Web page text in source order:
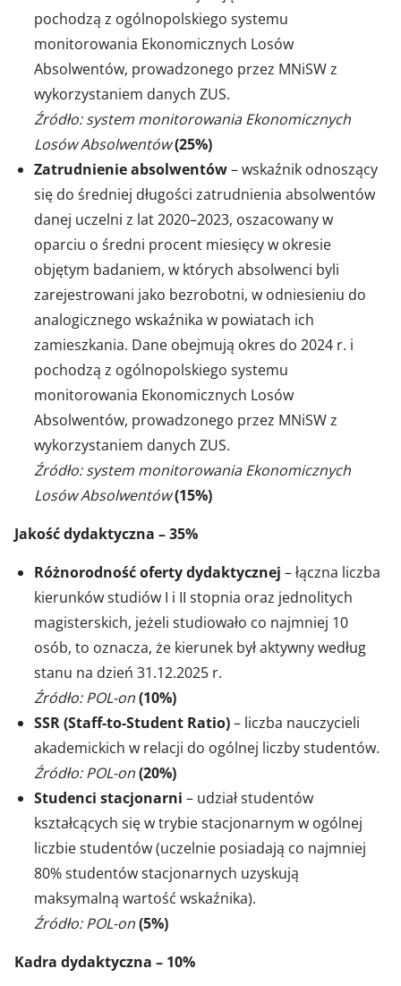
pochodzą z ogólnopolskiego systemu
monitorowania Ekonomicznych Losów
Absolwentów, prowadzonego przez MNiSW z
wykorzystaniem danych ZUS.
Źródło: system monitorowania Ekonomicznych
Losów Absolwentów(25%)
Zatrudnienie absolwentów– wskaźnik odnoszący
się do średniej długości zatrudnienia absolwentów
danej uczelni z lat 2020–2023, oszacowany w
oparciu o średni procent miesięcy w okresie
objętym badaniem, w których absolwenci byli
zarejestrowani jako bezrobotni, w odniesieniu do
analogicznego wskaźnika w powiatach ich
zamieszkania. Dane obejmują okres do 2024 r. i
pochodzą z ogólnopolskiego systemu
monitorowania Ekonomicznych Losów
Absolwentów, prowadzonego przez MNiSW z
wykorzystaniem danych ZUS.
Źródło: system monitorowania Ekonomicznych
Losów Absolwentów(15%)
Jakość dydaktyczna – 35%
Różnorodność oferty dydaktycznej – łączna liczba
kierunków studiów I i II stopnia oraz jednolitych
magisterskich, jeżeli studiowało co najmniej 10
osób, to oznacza, że kierunek był aktywny według
stanu na dzień 31.12.2025 r.
Źródło: POL-on(10%)
SSR (Staff-to-Student Ratio)– liczba nauczycieli
akademickich w relacji do ogólnej liczby studentów.
Źródło: POL-on(20%)
Studenci stacjonarni – udział studentów
kształcących się w trybie stacjonarnym w ogólnej
liczbie studentów (uczelnie posiadają co najmniej
80% studentów stacjonarnych uzyskują
maksymalną wartość wskaźnika).
Źródło: POL-on(5%)
Kadra dydaktyczna – 10%